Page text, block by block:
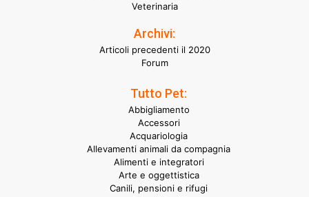
Veterinaria
Archivi:
Articoli precedenti il 2020
Forum
Tutto Pet:
Abbigliamento
Accessori
Acquariologia
Allevamenti animali da compagnia
Alimenti e integratori
Arte e oggettistica
Canili, pensioni e rifugi